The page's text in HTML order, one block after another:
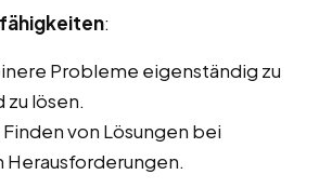
:
Probleme eigenständig zu
zu lösen.
von Lösungen bei